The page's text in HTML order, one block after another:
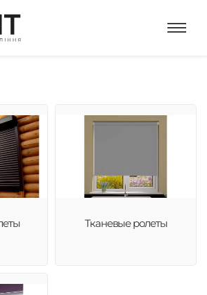
Тканевые ролеты